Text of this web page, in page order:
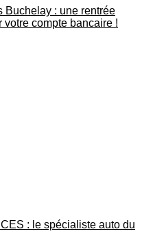
Buchelay : une rentrée
votre compte bancaire !
: le spécialiste auto du